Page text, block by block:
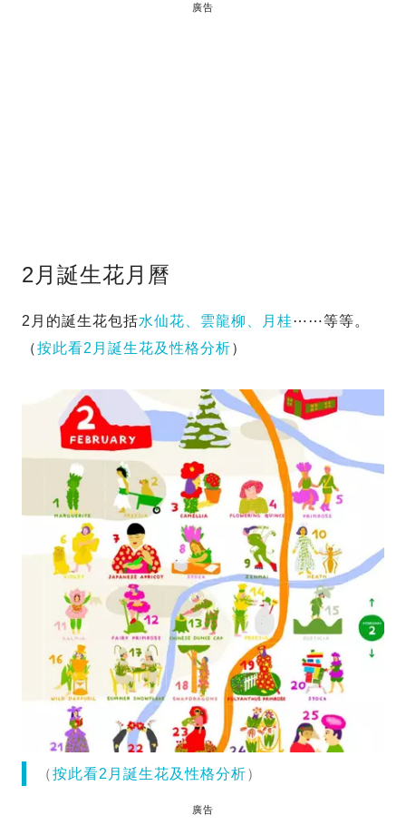
廣告
2月誕生花月曆
2月的誕生花包括水仙花、雲龍柳、月桂⋯⋯等等。
（按此看2月誕生花及性格分析）
（按此看2月誕生花及性格分析）
廣告